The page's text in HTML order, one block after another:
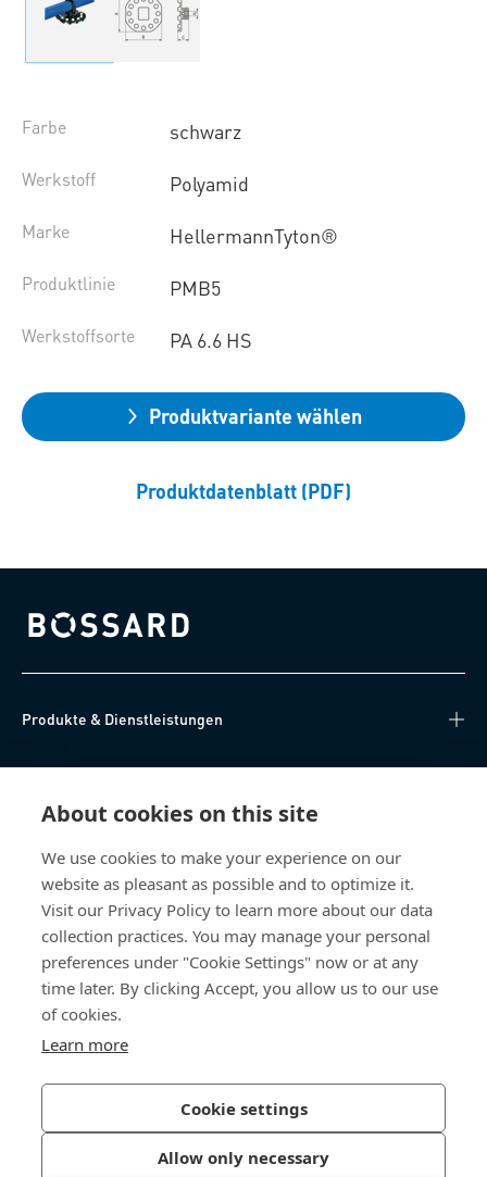
About cookies on this site
We use cookies to make your experience on our
website as pleasant as possible and to optimize it.
Visit our Privacy Policy to learn more about our data
collection practices. You may manage your personal
preferences under "Cookie Settings" now or at any
time later. By clicking Accept, you allow us to our use
of cookies.
Learn more
Cookie settings
Allow only necessary
Farbe schwarz
Werkstoff Polyamid
Marke HellermannTyton®
Produktlinie PMB5
Werkstoffsorte PA 6.6 HS
Produktvariante wählen
Produktdatenblatt (PDF)
Bossard homepage
Produkte & Dienstleistungen
Wissen
Über uns
Bossard Deutschland
Max-Eyth-Str. 14
89186 Illerrieden